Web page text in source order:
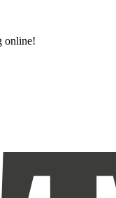
online!